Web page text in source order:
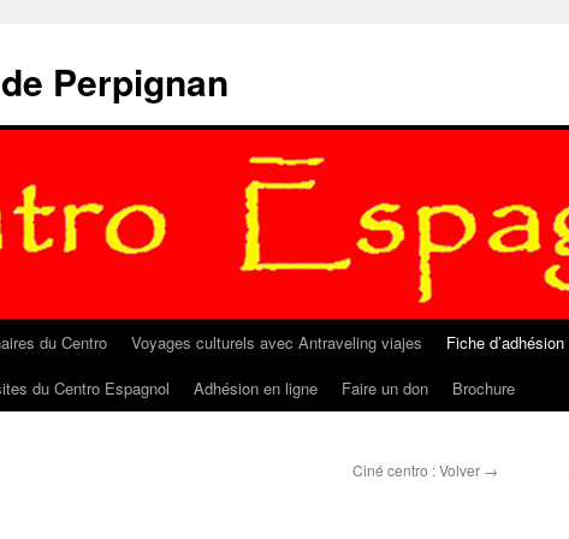
Perpignan
du Centro Voyages culturels avec Antraveling viajes Fiche d’adhésion
du Centro Espagnol Adhésion en ligne Faire un don Brochure
Ciné centro : Volver →